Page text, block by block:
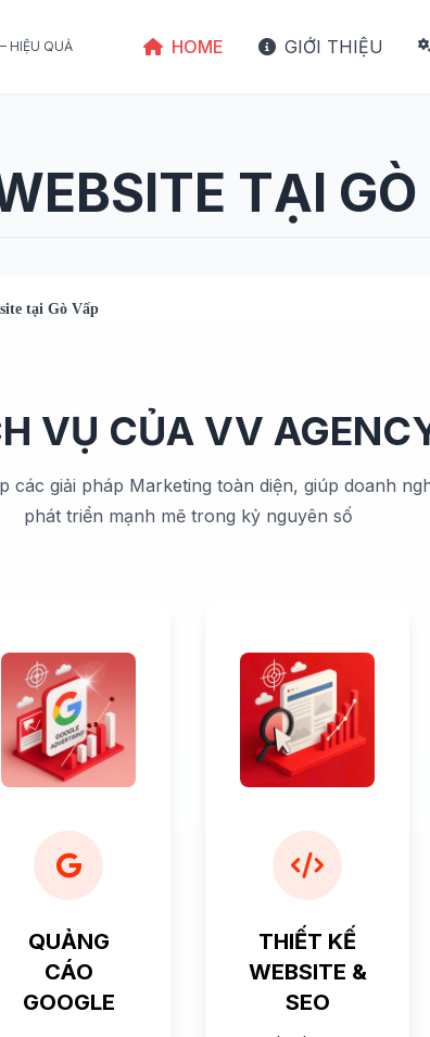
HIỆU QUẢ HOME GIỚI THIỆU
TẠI
tại Gò Vấp
VỤ CỦA VV
các giải pháp Marketing toàn diện, giúp doanh
phát triển mạnh mẽ trong kỷ nguyên số
QUẢNG
CÁO
GOOGLE
THIẾT KẾ
WEBSITE &
SEO